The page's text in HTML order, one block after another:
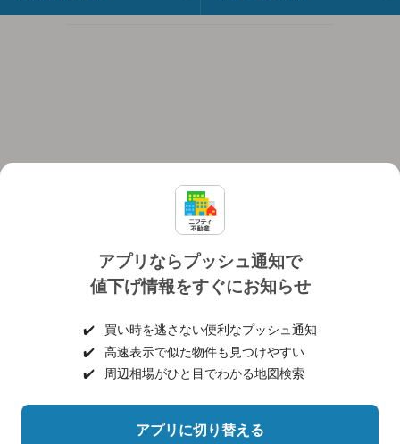
アプリならプッシュ通知で
値下げ情報をすぐにお知らせ
✔️
買い時を逃さない便利なプッシュ通知
✔️
高速表示で似た物件も見つけやすい
✔️
周辺相場がひと目でわかる地図検索
アプリに切り替える
個人情報保護ポリシー 利用規約
ヘルプ・お問い合わせ 採用情報